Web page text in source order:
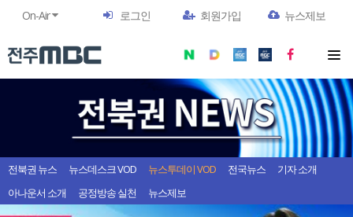
On-Air 로그인 회원가입 뉴스제보
전북권 뉴스 뉴스데스크 VOD 뉴스투데이 VOD 전국뉴스
기자 소개
아나운서 소개
공정방송 실천 뉴스제보